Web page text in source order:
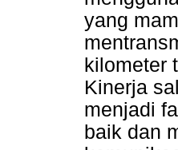
yang
kilometer
Kinerja
menjadi
baik dan